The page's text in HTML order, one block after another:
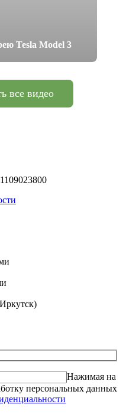
Tesla Model 3
все видео
Нажимая на
персональных данных